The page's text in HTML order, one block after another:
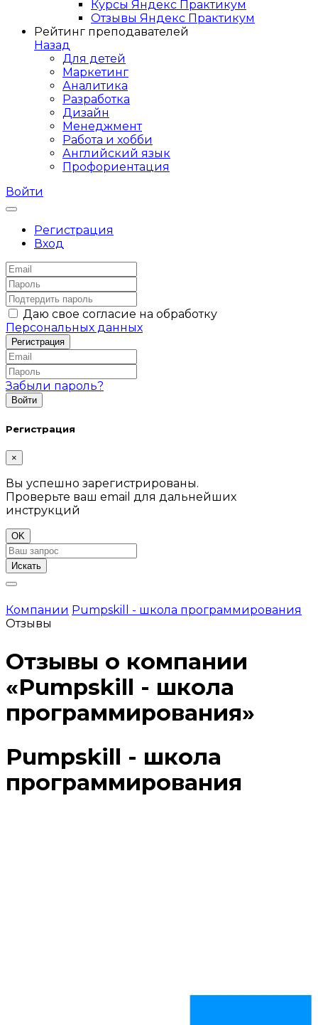
Курсы Яндекс Практикум
Отзывы Яндекс Практикум
Рейтинг преподавателей
Назад
Для детей
Маркетинг
Аналитика
Разработка
Дизайн
Менеджмент
Работа и хобби
Английский язык
Профориентация
Войти
Регистрация
Вход
Даю свое согласие на обработку
Персональных данных
Забыли пароль?
Регистрация
×
Вы успешно зарегистрированы.
Проверьте ваш email для дальнейших
инструкций
OK
Искать
Компании Pumpskill - школа программирования
Отзывы
Отзывы о компании
«Pumpskill - школа
программирования»
Pumpskill - школа
программирования